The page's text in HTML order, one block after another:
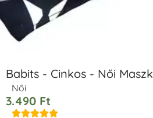
Babits - Cinkos - Női Maszk
Női
3.490 Ft
